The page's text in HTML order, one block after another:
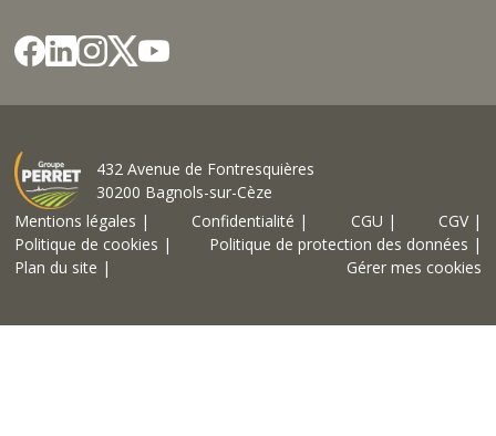
432 Avenue de Fontresquières
30200 Bagnols-sur-Cèze
Mentions légales |
Confidentialité | CGU |
CGV |
Politique de cookies |
Politique de protection des données |
Plan du site |
Gérer mes cookies